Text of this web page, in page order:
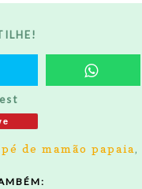
de mamão papaia,